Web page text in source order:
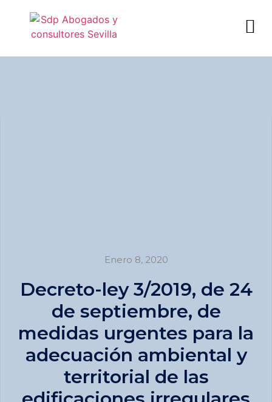
Enero 8, 2020
Decreto-ley 3/2019, de 24
de septiembre, de
medidas urgentes para la
adecuación ambiental y
territorial de las